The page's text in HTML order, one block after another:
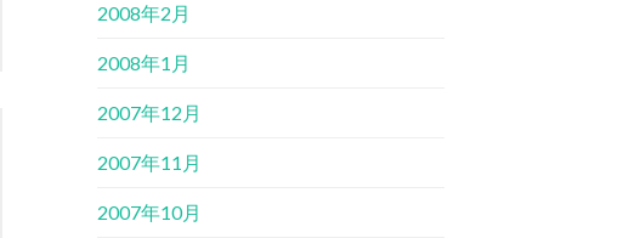
2008年2月
2008年1月
2007年12月
2007年11月
2007年10月